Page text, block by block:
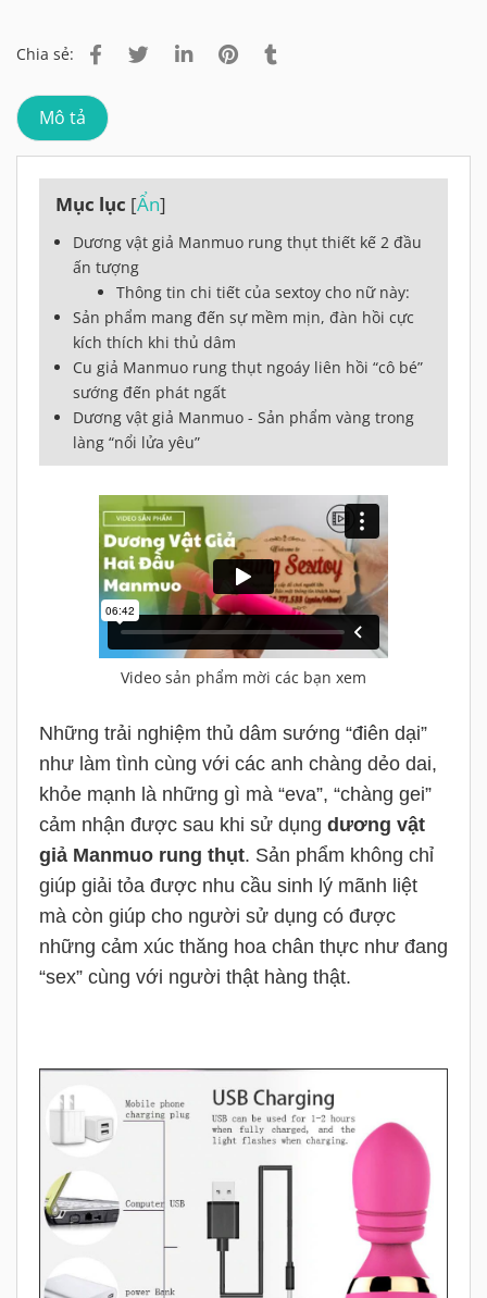
Chia sẻ:
Mô tả
Mục lục [Ẩn]
Dương vật giả Manmuo rung thụt thiết kế 2 đầu
ấn tượng
Thông tin chi tiết của sextoy cho nữ này:
Sản phẩm mang đến sự mềm mịn, đàn hồi cực
kích thích khi thủ dâm
Cu giả Manmuo rung thụt ngoáy liên hồi “cô bé”
sướng đến phát ngất
Dương vật giả Manmuo - Sản phẩm vàng trong
làng “nổi lửa yêu”
Video sản phẩm mời các bạn xem
Những trải nghiệm thủ dâm sướng “điên dại”
như làm tình cùng với các anh chàng dẻo dai,
khỏe mạnh là những gì mà “eva”, “chàng gei”
cảm nhận được sau khi sử dụng dương vật
giả Manmuo rung thụt. Sản phẩm không chỉ
giúp giải tỏa được nhu cầu sinh lý mãnh liệt
mà còn giúp cho người sử dụng có được
những cảm xúc thăng hoa chân thực như đang
“sex” cùng với người thật hàng thật.